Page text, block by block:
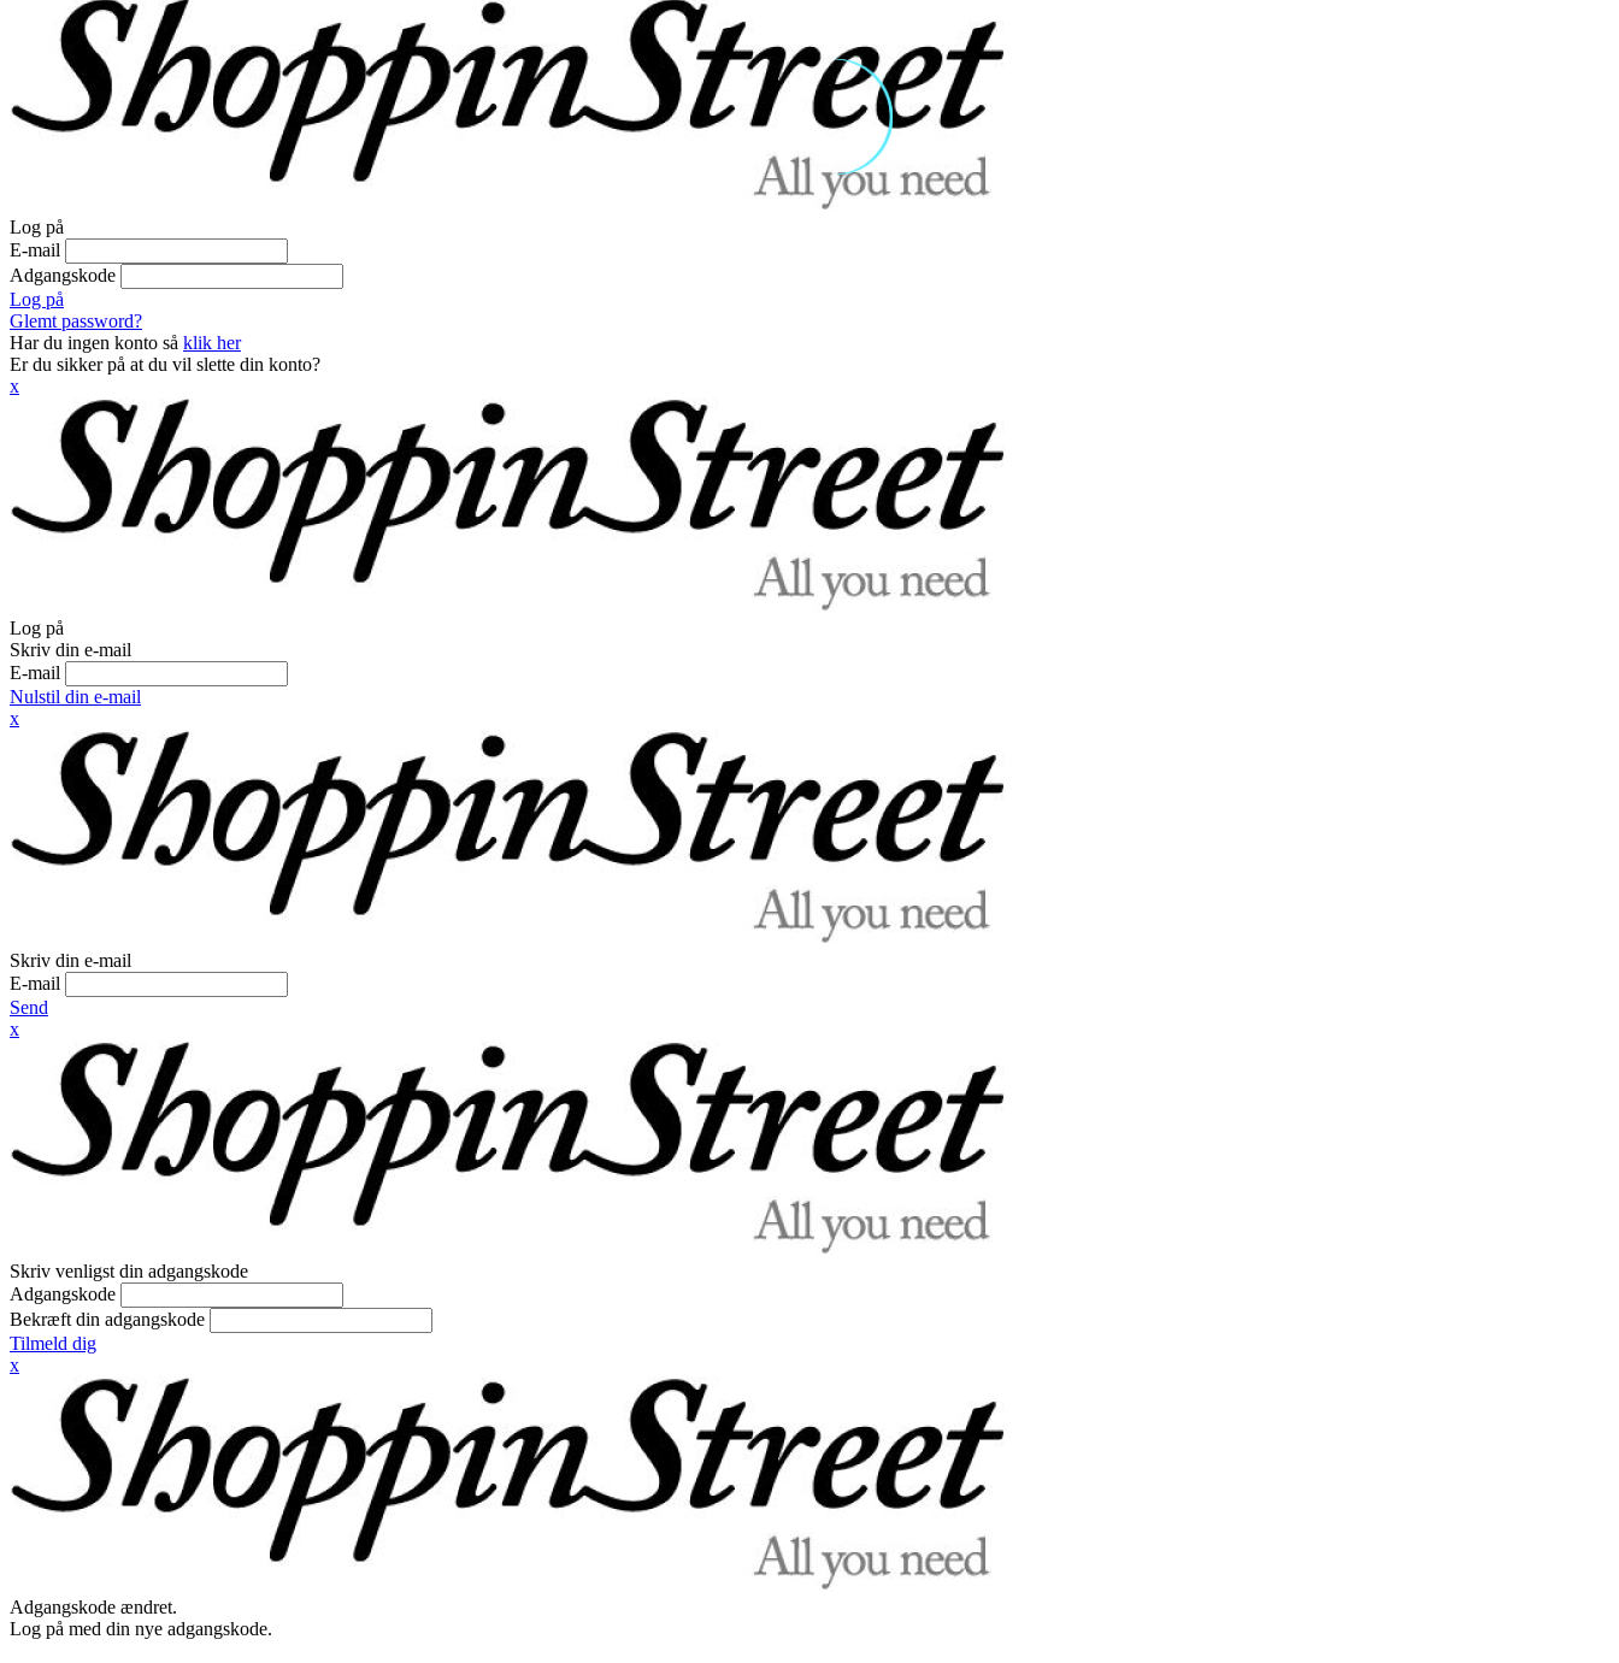
Log på
E-mail
Adgangskode
Log på
Glemt password?
Har du ingen konto så klik her
Er du sikker på at du vil slette din konto?
x
Log på
Skriv din e-mail
E-mail
Nulstil din e-mail
x
Skriv din e-mail
E-mail
Send
x
Skriv venligst din adgangskode
Adgangskode
Bekræft din adgangskode
Tilmeld dig
x
Adgangskode ændret.
Log på med din nye adgangskode.